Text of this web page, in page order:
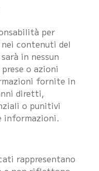
per
contenuti del
in nessun
o azioni
fornite in
diretti,
o punitivi
informazioni.
rappresentano